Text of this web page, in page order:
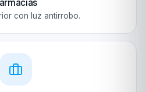
con luz antirrobo.